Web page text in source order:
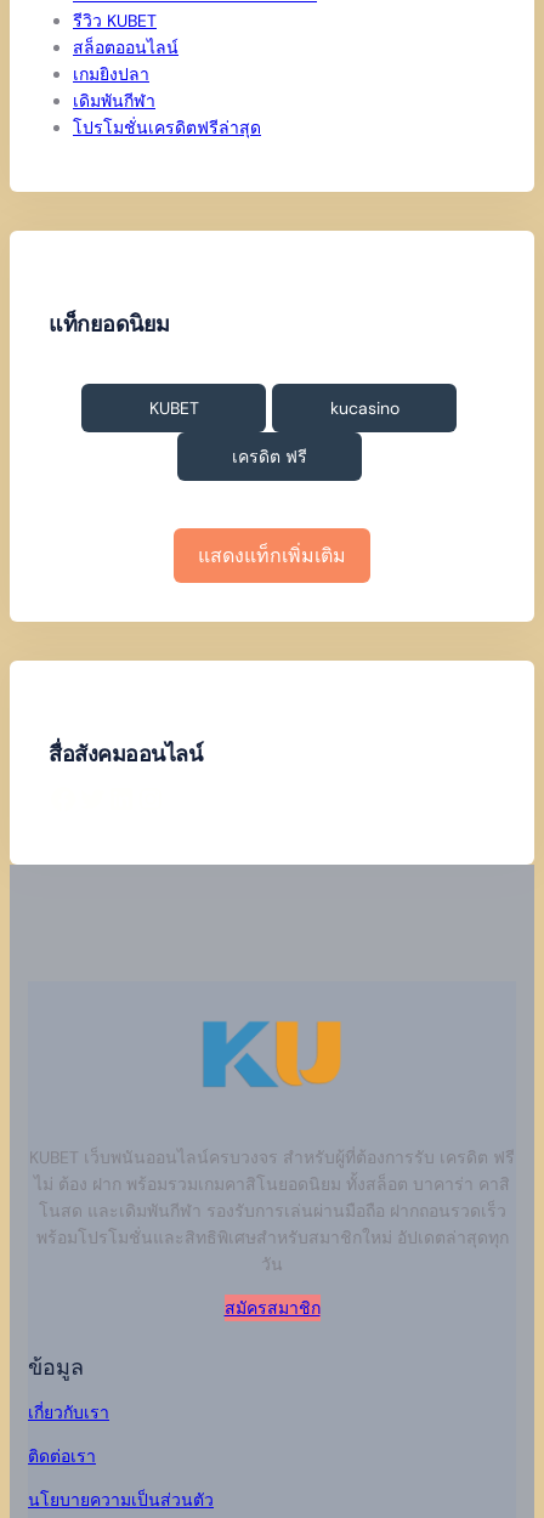
รีวิว KUBET
สล็อตออนไลน์
เกมยิงปลา
เดิมพันกีฬา
โปรโมชั่นเครดิตฟรีล่าสุด
แท็กยอดนิยม
KUBET kucasino
เครดิต ฟรี
แสดงแท็กเพิ่มเติม
สื่อสังคมออนไลน์
KUBET เว็บพนันออนไลน์ครบวงจร สำหรับผู้ที่ต้องการรับ เครดิต ฟรี
ไม่ ต้อง ฝาก พร้อมรวมเกมคาสิโนยอดนิยม ทั้งสล็อต บาคาร่า คาสิ
โนสด และเดิมพันกีฬา รองรับการเล่นผ่านมือถือ ฝากถอนรวดเร็ว
พร้อมโปรโมชั่นและสิทธิพิเศษสำหรับสมาชิกใหม่ อัปเดตล่าสุดทุก
วัน
สมัครสมาชิก
ข้อมูล
เกี่ยวกับเรา
ติดต่อเรา
นโยบายความเป็นส่วนตัว